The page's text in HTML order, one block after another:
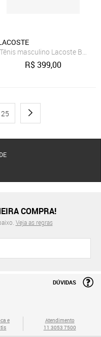
Ltgrmx Azul Marinho
Tênis masculino Lacoste
R$399,00
25
COMPRA!
Veja as regras
DÚVIDAS
e
Atendimento
11 3053 7500